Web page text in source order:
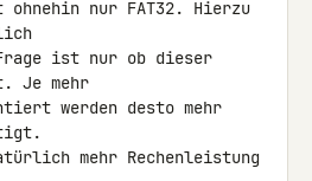
ohnehin nur FAT32. Hierzu
ist nur ob dieser
Je mehr
werden desto mehr
mehr Rechenleistung